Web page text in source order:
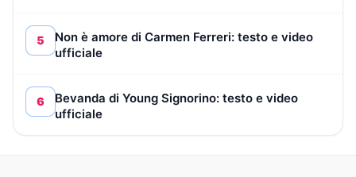
5
Non è amore di Carmen Ferreri: testo e video
ufficiale
6
Bevanda di Young Signorino: testo e video
ufficiale